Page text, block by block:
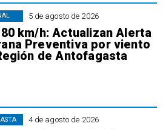
5 de agosto de 2026
km/h: Actualizan Alerta
Preventiva por viento
de Antofagasta
4 de agosto de 2026